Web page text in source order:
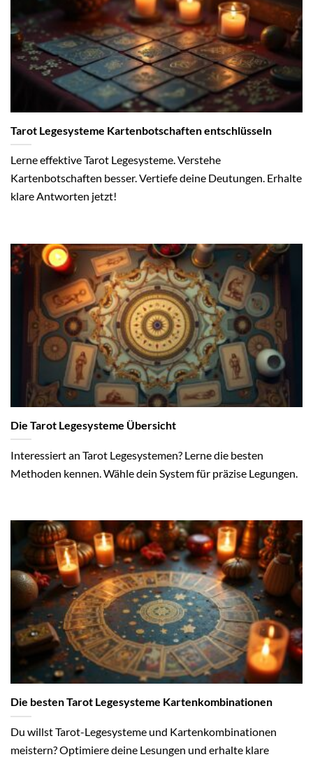
Tarot Legesysteme Kartenbotschaften entschlüsseln
Lerne effektive Tarot Legesysteme. Verstehe
Kartenbotschaften besser. Vertiefe deine Deutungen. Erhalte
klare Antworten jetzt!
Die Tarot Legesysteme Übersicht
Interessiert an Tarot Legesystemen? Lerne die besten
Methoden kennen. Wähle dein System für präzise Legungen.
Die besten Tarot Legesysteme Kartenkombinationen
Du willst Tarot-Legesysteme und Kartenkombinationen
meistern? Optimiere deine Lesungen und erhalte klare